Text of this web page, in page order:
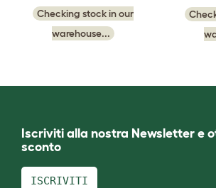
Checking stock in our
warehouse...
Iscriviti alla nostra Newsletter e
sconto
ISCRIVITI